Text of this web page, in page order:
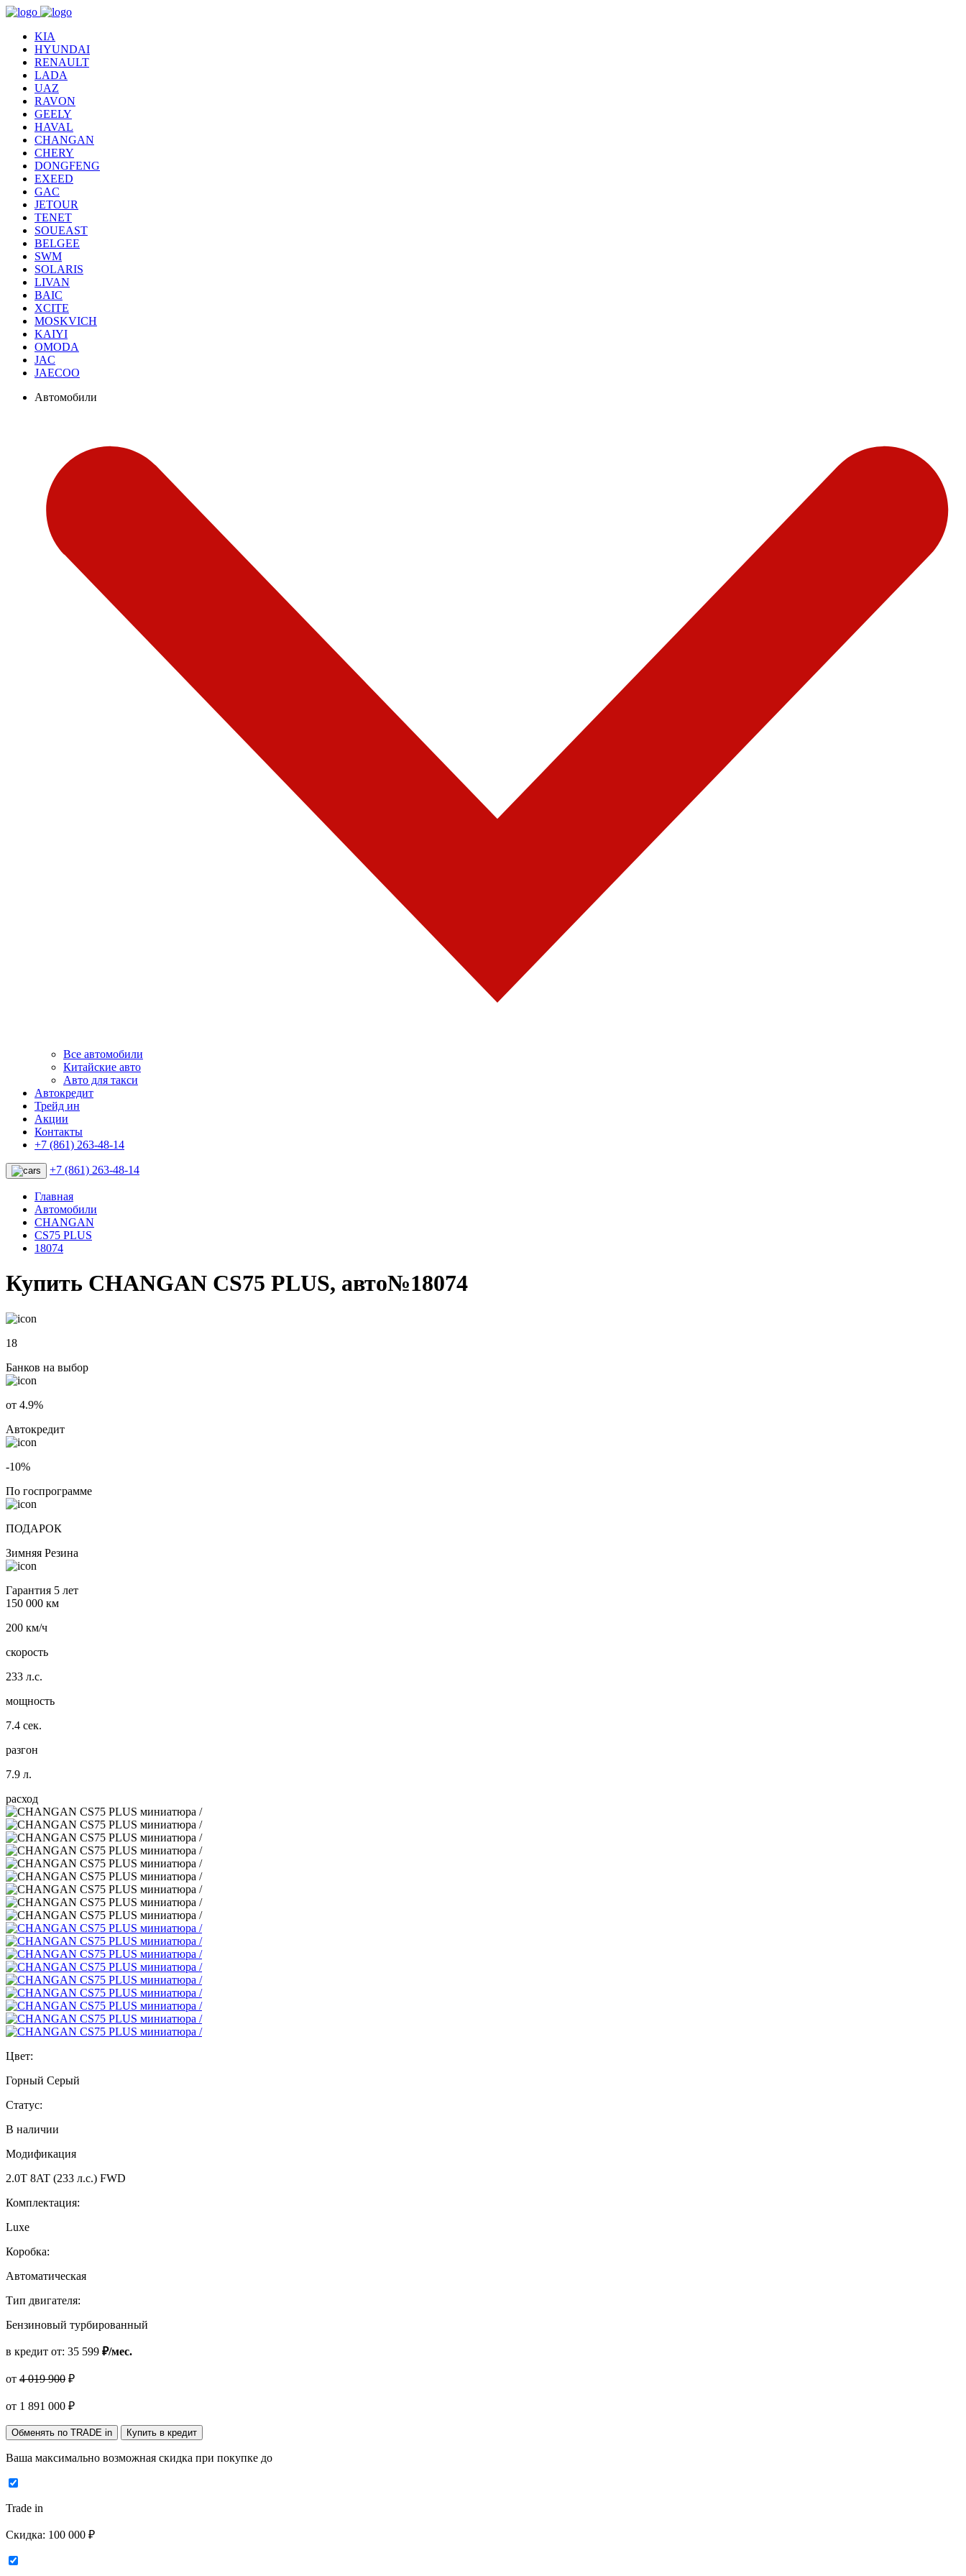
KIA
HYUNDAI
RENAULT
LADA
UAZ
RAVON
GEELY
HAVAL
CHANGAN
CHERY
DONGFENG
EXEED
GAC
JETOUR
TENET
SOUEAST
BELGEE
SWM
SOLARIS
LIVAN
BAIC
XCITE
MOSKVICH
KAIYI
OMODA
JAC
JAECOO
Автомобили
Все автомобили
Китайские авто
Авто для такси
Автокредит
Трейд ин
Акции
Контакты
+7 (861) 263-48-14
+7 (861) 263-48-14
Главная
Автомобили
CHANGAN
CS75 PLUS
18074
Купить CHANGAN CS75 PLUS, авто№18074
18
Банков на выбор
от 4.9%
Автокредит
-10%
По госпрограмме
ПОДАРОК
Зимняя Резина
Гарантия 5 лет
150 000 км
200 км/ч
скорость
233 л.с.
мощность
7.4 сек.
разгон
7.9 л.
расход
Цвет:
Горный Серый
Статус:
В наличии
Модификация
2.0T 8AT (233 л.с.) FWD
Комплектация:
Luxe
Коробка:
Автоматическая
Тип двигателя:
Бензиновый турбированный
в кредит от: 35 599 ₽/мес.
от 4 019 900 ₽
от 1 891 000 ₽
Обменять по TRADE in Купить в кредит
Ваша максимально возможная скидка при покупке до
Trade in
Скидка: 100 000 ₽